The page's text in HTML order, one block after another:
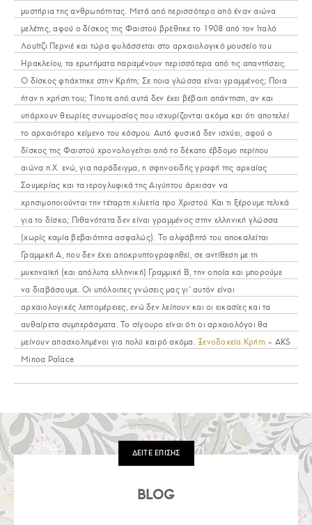
μυστήρια της ανθρωπότητας. Μετά από περισσότερο από έναν αιώνα
μελέτης, αφού ο δίσκος της Φαιστού βρέθηκε το 1908 από τον Ιταλό
Λουΐτζι Περνιέ και τώρα φυλάσσεται στο αρχαιολογικό μουσείο του
Ηρακλείου, τα ερωτήματα παραμένουν περισσότερα από τις απαντήσεις.
Ο δίσκος φτιάχτηκε στην Κρήτη; Σε ποια γλώσσα είναι γραμμένος; Ποια
ήταν η χρήση του; Τίποτε από αυτά δεν έχει βέβαιη απάντηση, αν και
υπάρχουν θεωρίες συνωμοσίας που ισχυρίζονται ακόμα και ότι αποτελεί
το αρχαιότερο κείμενο του κόσμου. Αυτό φυσικά δεν ισχύει, αφού ο
δίσκος της Φαιστού χρονολογείται από το δέκατο έβδομο περίπου
αιώνα π.Χ. ενώ, για παράδειγμα, η σφηνοειδής γραφή της αρχαίας
Σουμερίας και τα ιερογλυφικά της Αιγύπτου άρχισαν να
χρησιμοποιούνται την τέταρτη χιλιετία προ Χριστού. Και τι ξέρουμε τελικά
για το δίσκο; Πιθανότατα δεν είναι γραμμένος στην ελληνική γλώσσα
(χωρίς καμία βεβαιότητα ασφαλώς). Το αλφάβητό του αποκαλείται
Γραμμική Α, που δεν έχει αποκρυπτογραφηθεί, σε αντίθεση με τη
μυκηναϊκή (και απόλυτα ελληνική) Γραμμική Β, την οποία και μπορούμε
να διαβάσουμε. Οι υπόλοιπες γνώσεις μας γι’ αυτόν είναι
αρχαιολογικές λεπτομέρειες, ενώ δεν λείπουν και οι εικασίες και τα
αυθαίρετα συμπεράσματα. Το σίγουρο είναι ότι οι αρχαιολόγοι θα
μείνουν απασχολημένοι για πολύ καιρό ακόμα. Ξενοδοχεία Κρήτη – AKS
Minoa Palace
ΔΕΙΤΕ ΕΠΙΣΗΣ
BLOG